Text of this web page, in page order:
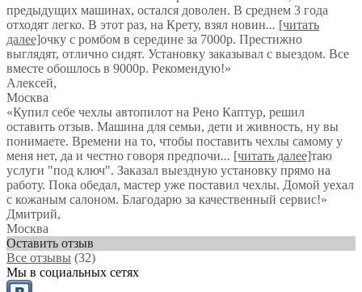
предыдущих машинах, остался доволен. В среднем 3 года
отходят легко. В этот раз, на Крету, взял новин... [читать
далее]очку с ромбом в середине за 7000р. Престижно
выглядят, отлично сидят. Установку заказывал с выездом. Все
вместе обошлось в 9000р. Рекомендую!»
Алексей,
Москва
«Купил себе чехлы автопилот на Рено Каптур, решил
оставить отзыв. Машина для семьи, дети и живность, ну вы
понимаете. Времени на то, чтобы поставить чехлы самому у
меня нет, да и честно говоря предпочи... [читать далее]таю
услуги "под ключ". Заказал выездную установку прямо на
работу. Пока обедал, мастер уже поставил чехлы. Домой уехал
с кожаным салоном. Благодарю за качественный сервис!»
Дмитрий,
Москва
Оставить отзыв
Все отзывы (32)
Мы в социальных сетях